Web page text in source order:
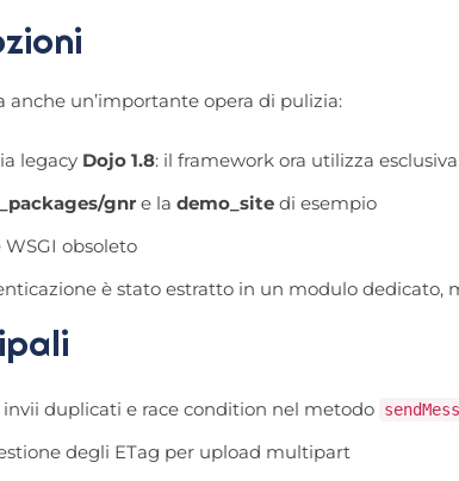
anche un’importante opera di pulizia:
legacy Dojo 1.8: il framework ora utilizza
gnr e la demo_site di esempio
obsoleto
è stato estratto in un modulo dedicato,
duplicati e race condition nel metodo
degli ETag per upload multipart